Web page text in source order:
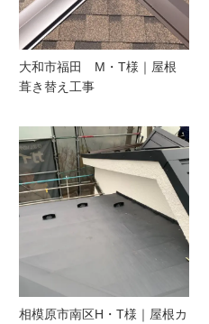
大和市福田 M・T様｜屋根
葺き替え工事
相模原市南区H・T様｜屋根カ